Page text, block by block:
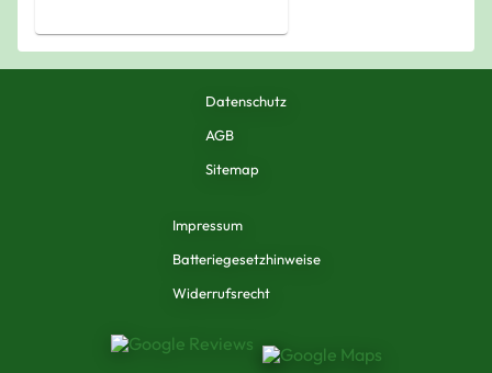
Datenschutz
AGB
Sitemap
Impressum
Batteriegesetzhinweise
Widerrufsrecht